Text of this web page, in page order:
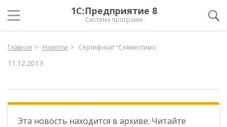
1С:Предприятие 8
Система программ
Главная Новости Сертификат "Совместимо
11.12.2013
Эта новость находится в архиве. Читайте